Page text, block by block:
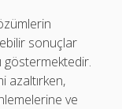
sonuçlar
göstermektedir.
azaltırken,
ve